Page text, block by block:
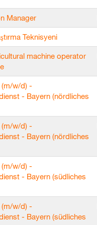
Manager
Teknisyeni
machine operator
w/d) -
- Bayern (nördliches
w/d) -
- Bayern (nördliches
w/d) -
- Bayern (südliches
w/d) -
- Bayern (südliches